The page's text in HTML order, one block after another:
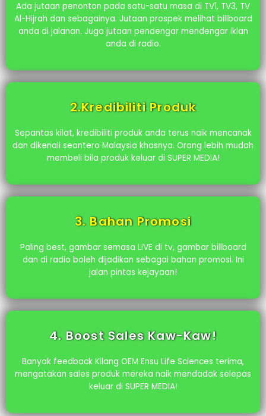
Ada jutaan penonton pada satu-satu masa di TV1, TV3, TV
Al-Hijrah dan sebagainya. Jutaan prospek melihat billboard
anda di jalanan. Juga jutaan pendengar mendengar iklan
anda di radio.
2.Kredibiliti Produk
Sepantas kilat, kredibiliti produk anda terus naik mencanak
dan dikenali seantero Malaysia khasnya. Orang lebih mudah
membeli bila produk keluar di SUPER MEDIA!
3. Bahan Promosi
Paling best, gambar semasa LIVE di tv, gambar billboard
dan di radio boleh dijadikan sebagai bahan promosi. Ini
jalan pintas kejayaan!
4. Boost Sales Kaw-Kaw!
Banyak feedback Kilang OEM Ensu Life Sciences terima,
mengatakan sales produk mereka naik mendadak selepas
keluar di SUPER MEDIA!